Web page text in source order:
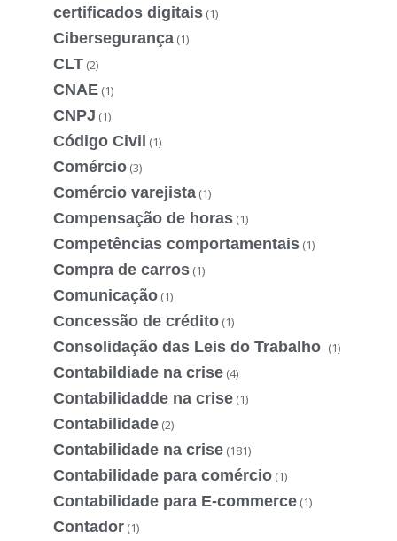
certificados digitais (1)
Cibersegurança (1)
CLT (2)
CNAE (1)
CNPJ (1)
Código Civil (1)
Comércio (3)
Comércio varejista (1)
Compensação de horas (1)
Competências comportamentais (1)
Compra de carros (1)
Comunicação (1)
Concessão de crédito (1)
Consolidação das Leis do Trabalho (1)
Contabildiade na crise (4)
Contabilidadde na crise (1)
Contabilidade (2)
Contabilidade na crise (181)
Contabilidade para comércio (1)
Contabilidade para E-commerce (1)
Contador (1)